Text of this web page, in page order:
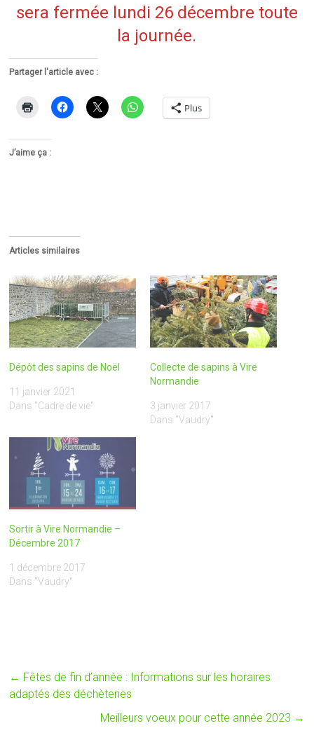
sera fermée lundi 26 décembre toute
la journée.
Partager l'article avec :
Plus
J’aime ça :
Articles similaires
Dépôt des sapins de Noël
11 janvier 2021
Dans "Cadre de vie"
Collecte de sapins à Vire
Normandie
3 janvier 2017
Dans "Vaudry"
Sortir à Vire Normandie –
Décembre 2017
1 décembre 2017
Dans "Vaudry"
← Fêtes de fin d’année : Informations sur les horaires
adaptés des déchèteries
Meilleurs voeux pour cette année 2023 →